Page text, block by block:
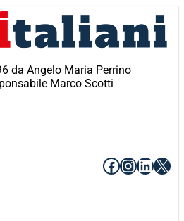
da Angelo Maria Perrino
Marco Scotti
Facebook
X